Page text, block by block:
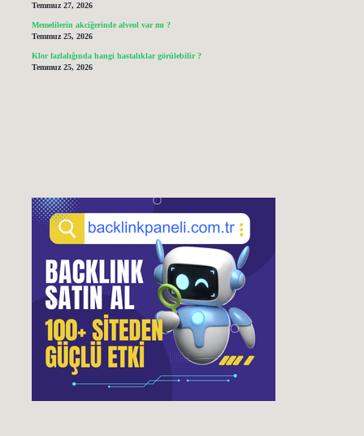
Temmuz 27, 2026
Memelilerin akciğerinde alveol var mı ?
Temmuz 25, 2026
Klor fazlalığında hangi hastalıklar görülebilir ?
Temmuz 25, 2026